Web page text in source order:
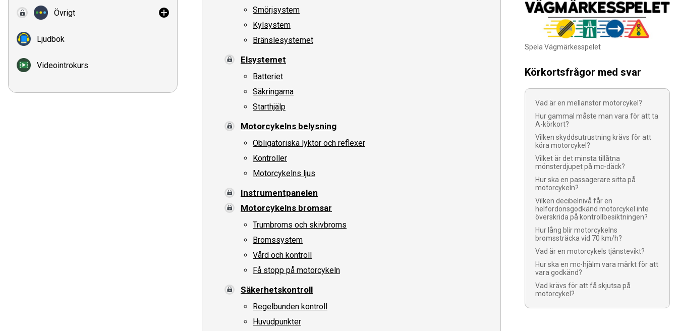
Övrigt
Ljudbok
Videointrokurs
Smörjsystem
Kylsystem
Bränslesystemet
Elsystemet
Batteriet
Säkringarna
Starthjälp
Motorcykelns belysning
Obligatoriska lyktor och reflexer
Kontroller
Motorcykelns ljus
Instrumentpanelen
Motorcykelns bromsar
Trumbroms och skivbroms
Bromssystem
Vård och kontroll
Få stopp på motorcykeln
Säkerhetskontroll
Regelbunden kontroll
Huvudpunkter
Spela Vägmärkesspelet
Körkortsfrågor med svar
Vad är en mellanstor motorcykel?
Hur gammal måste man vara för att ta
A-körkort?
Vilken skyddsutrustning krävs för att
köra motorcykel?
Vilket är det minsta tillåtna
mönsterdjupet på mc-däck?
Hur ska en passagerare sitta på
motorcykeln?
Vilken decibelnivå får en
helfordonsgodkänd motorcykel inte
överskrida på kontrollbesiktningen?
Hur lång blir motorcykelns
bromssträcka vid 70 km/h?
Vad är en motorcykels tjänstevikt?
Hur ska en mc-hjälm vara märkt för att
vara godkänd?
Vad krävs för att få skjutsa på
motorcykel?